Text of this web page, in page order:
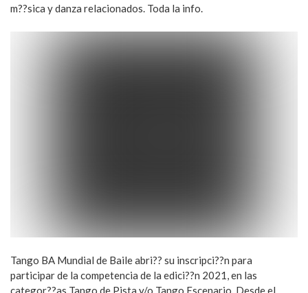
m??sica y danza relacionados. Toda la info.
Tango BA Mundial de Baile abri?? su inscripci??n para
participar de la competencia de la edici??n 2021, en las
categor??as Tango de Pista y/o Tango Escenario. Desde el